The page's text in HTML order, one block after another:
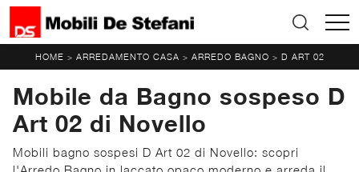
HOME > ARREDAMENTO CASA > ARREDO BAGNO > D ART 02
Mobile da Bagno sospeso D
Art 02 di Novello
Mobili bagno sospesi D Art 02 di Novello: scopri